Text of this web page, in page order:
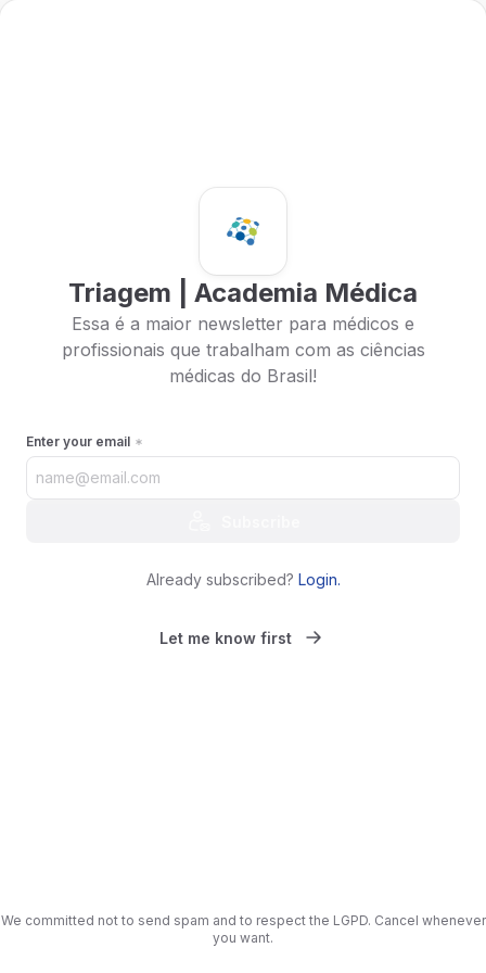
Triagem | Academia Médica
Essa é a maior newsletter para médicos e
profissionais que trabalham com as ciências
médicas do Brasil!
Enter your email
Already subscribed? Login.
Let me know first
We committed not to send spam and to respect the LGPD. Cancel whenever
you want.